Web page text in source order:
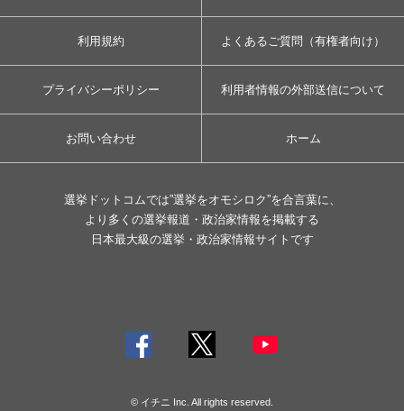
利用規約 よくあるご質問（有権者向け）
プライバシーポリシー 利用者情報の外部送信について
お問い合わせ ホーム
選挙ドットコムでは”選挙をオモシロク”を合言葉に、
より多くの選挙報道・政治家情報を掲載する
日本最大級の選挙・政治家情報サイトです
© イチニ Inc. All rights reserved.